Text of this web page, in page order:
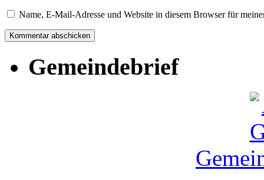
Name, E-Mail-Adresse und Website in diesem Browser für
Gemeindebrief